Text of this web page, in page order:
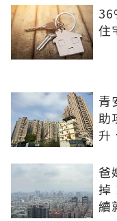
住
青
助
升
爸
掉
續